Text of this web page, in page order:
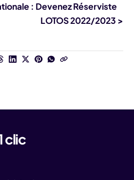
: Devenez Réserviste
LOTOS 2022/2023 >
clic